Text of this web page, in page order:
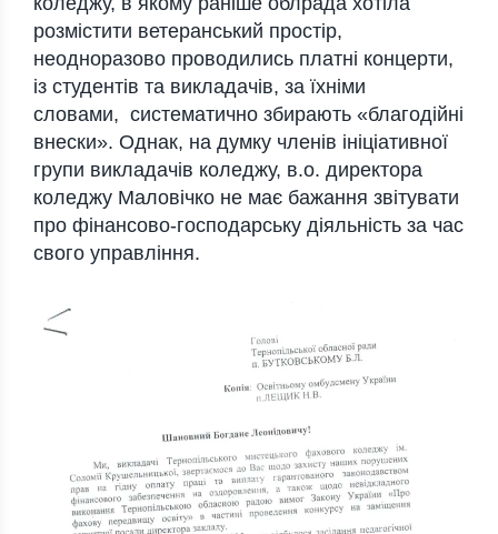
розмістити ветеранський простір,
неодноразово проводились платні концерти,
із студентів та викладачів, за їхніми
словами, систематично збирають «благодійні
внески». Однак, на думку членів ініціативної
групи викладачів коледжу, в.о. директора
коледжу Маловічко не має бажання звітувати
про фінансово-господарську діяльність за час
свого управління.